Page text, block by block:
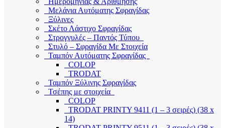
Μελάνια Αυτόματης Σφραγίδας
Ξύλινες
Σκέτο Λάστιχο Σφραγίδας
Στρογγυλές – Παντός Τύπου
Στυλό – Σφραγίδα Με Στοιχεία
Ταμπόν Αυτόματης Σφραγίδας
COLOP
TRODAT
Ταμπόν Ξύλινης Σφραγίδας
Τσέπης με στοιχεία
COLOP
TRODAT PRINTY 9411 (1 – 3 σειρές) (38 x
14)